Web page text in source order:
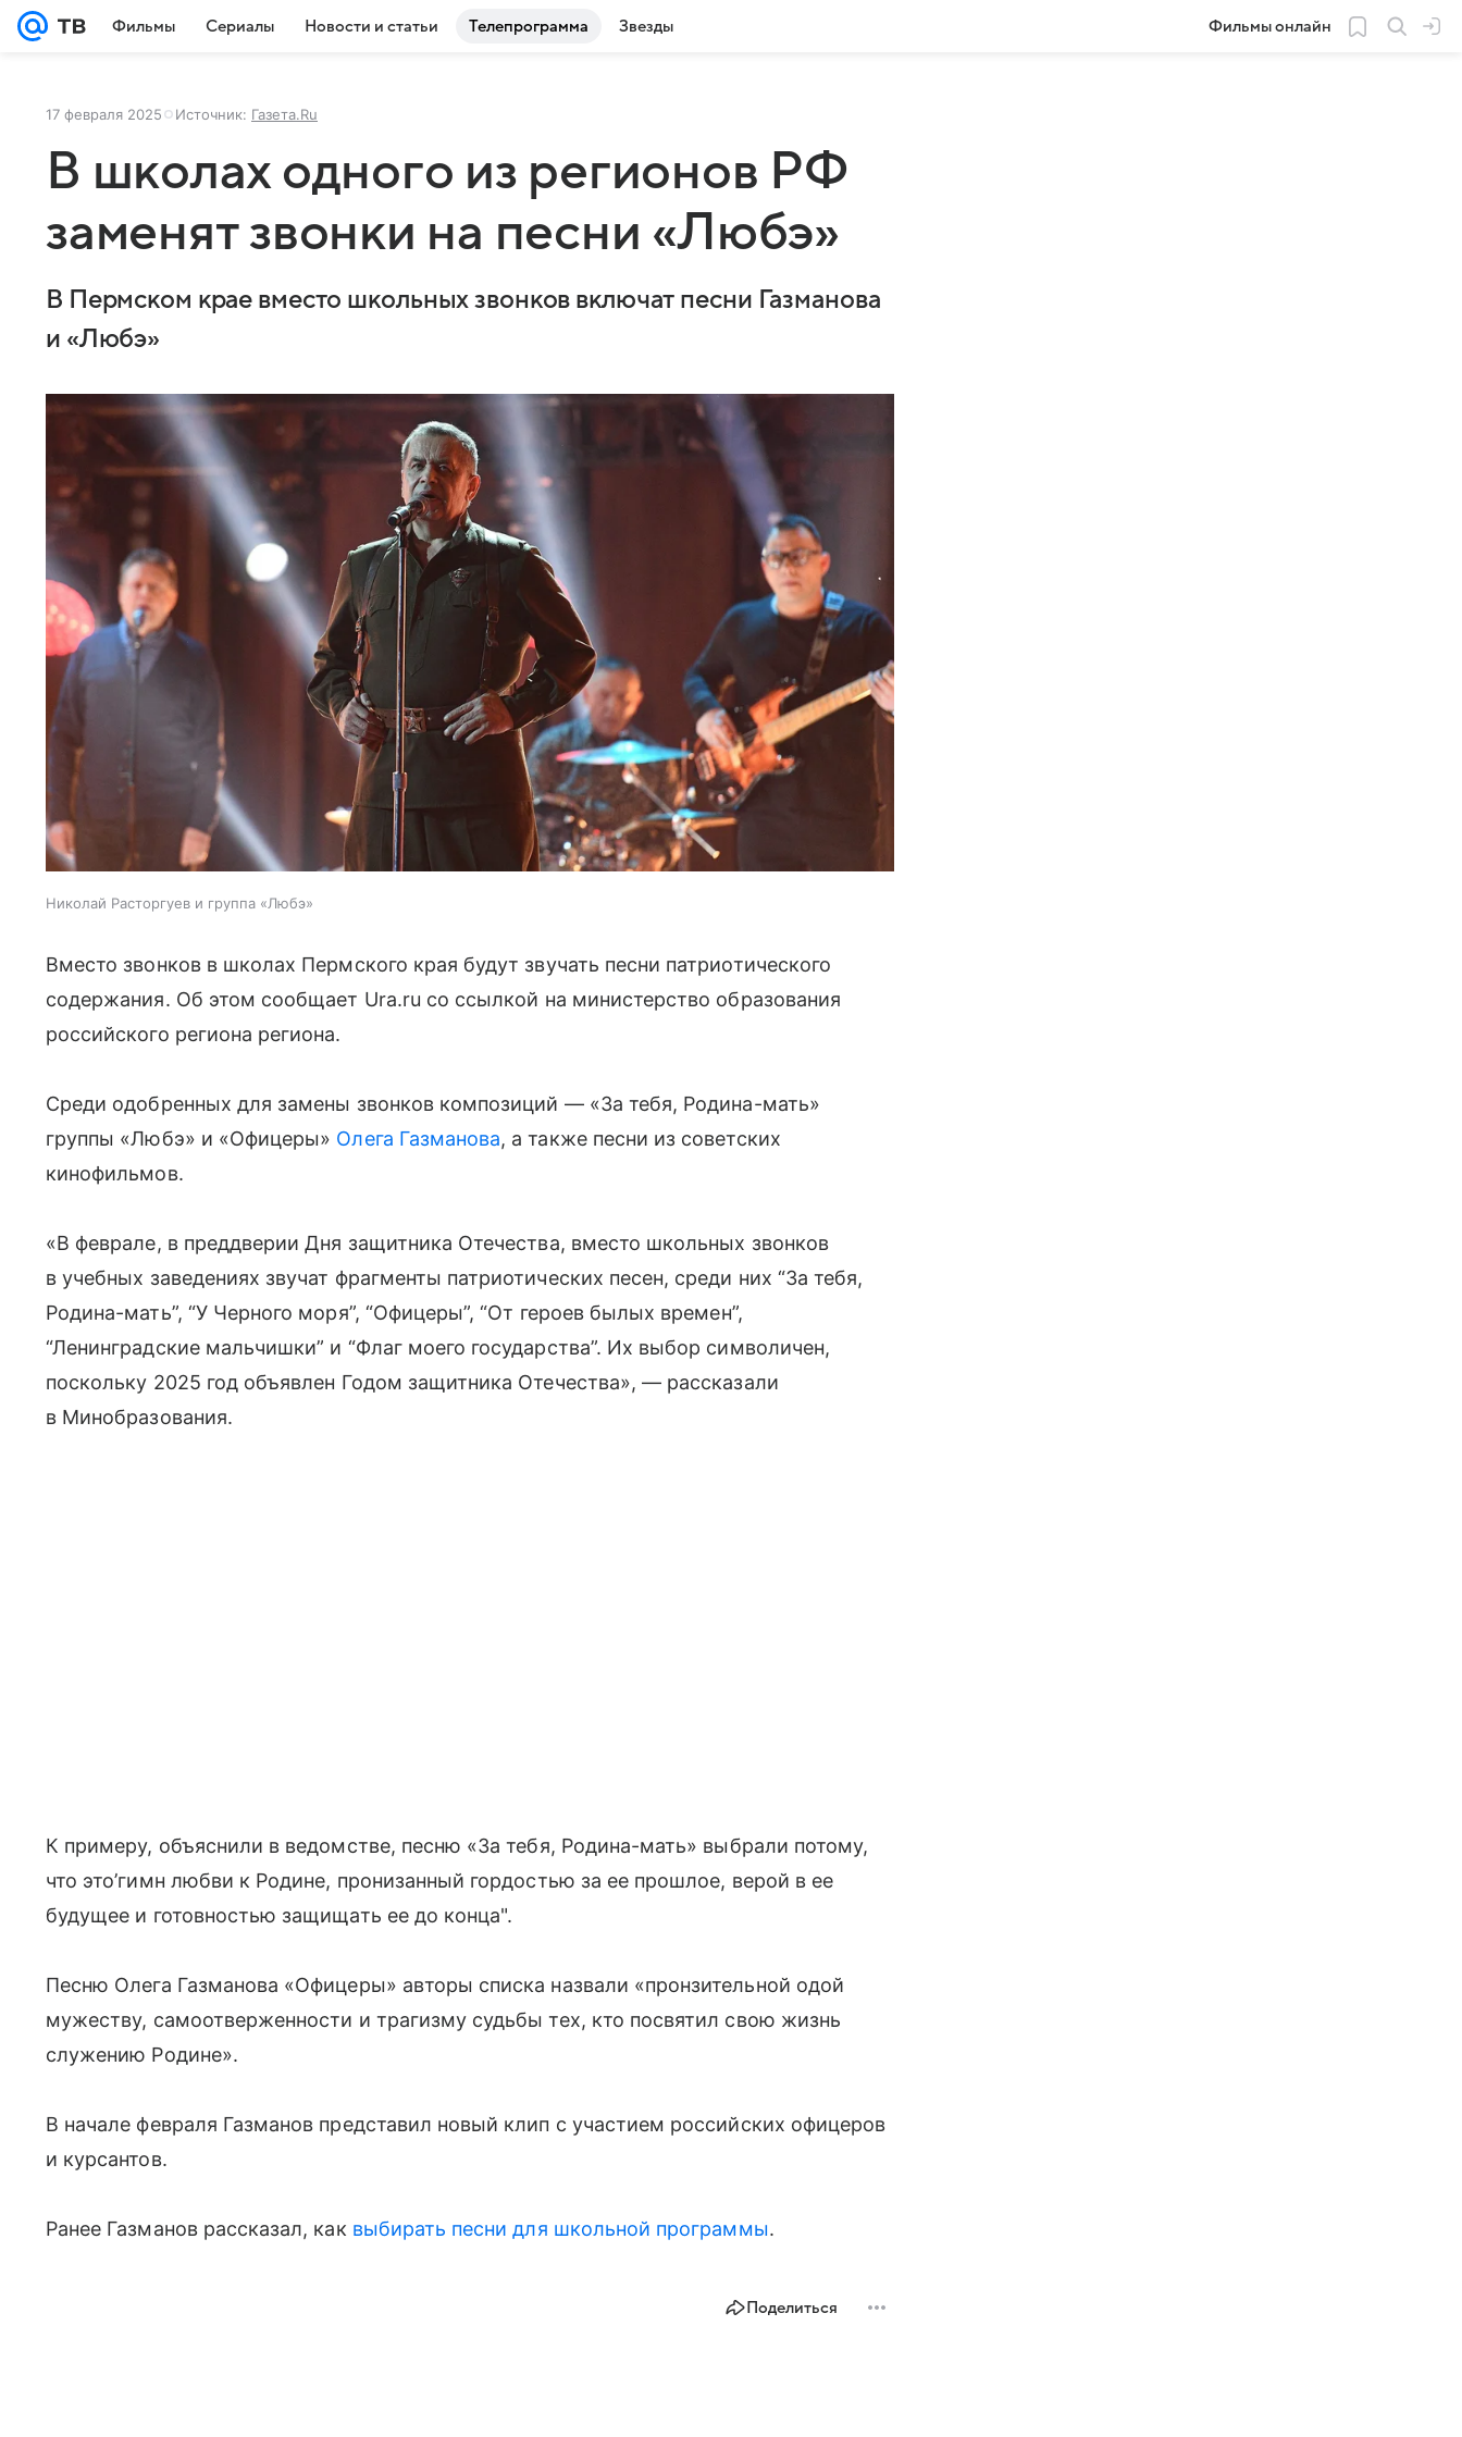
Фильмы Сериалы Новости и статьи Телепрограмма Звезды Фильмы онлайн
17 февраля 2025 Источник: Газета.Ru
В школах одного из регионов РФ
заменят звонки на песни «Любэ»
В Пермском крае вместо школьных звонков включат песни Газманова
и «Любэ»
Николай Расторгуев и группа «Любэ»
Вместо звонков в школах Пермского края будут звучать песни патриотического
содержания. Об этом сообщает Ura.ru со ссылкой на министерство образования
российского региона региона.
Среди одобренных для замены звонков композиций — «За тебя, Родина-мать»
группы «Любэ» и «Офицеры» Олега Газманова, а также песни из советских
кинофильмов.
«В феврале, в преддверии Дня защитника Отечества, вместо школьных звонков
в учебных заведениях звучат фрагменты патриотических песен, среди них “За тебя,
Родина-мать”, “У Черного моря”, “Офицеры”, “От героев былых времен”,
“Ленинградские мальчишки” и “Флаг моего государства”. Их выбор символичен,
поскольку 2025 год объявлен Годом защитника Отечества», — рассказали
в Минобразования.
К примеру, объяснили в ведомстве, песню «За тебя, Родина-мать» выбрали потому,
что это’гимн любви к Родине, пронизанный гордостью за ее прошлое, верой в ее
будущее и готовностью защищать ее до конца".
Песню Олега Газманова «Офицеры» авторы списка назвали «пронзительной одой
мужеству, самоотверженности и трагизму судьбы тех, кто посвятил свою жизнь
служению Родине».
В начале февраля Газманов представил новый клип с участием российских офицеров
и курсантов.
Ранее Газманов рассказал, как выбирать песни для школьной программы.
Поделиться